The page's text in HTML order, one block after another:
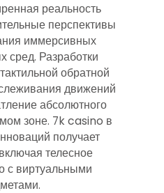
реальность
перспективы
иммерсивных
сред. Разработки
обратной
движений
абсолютного
зоне. 7k casino в
получает
телесное
с виртуальными